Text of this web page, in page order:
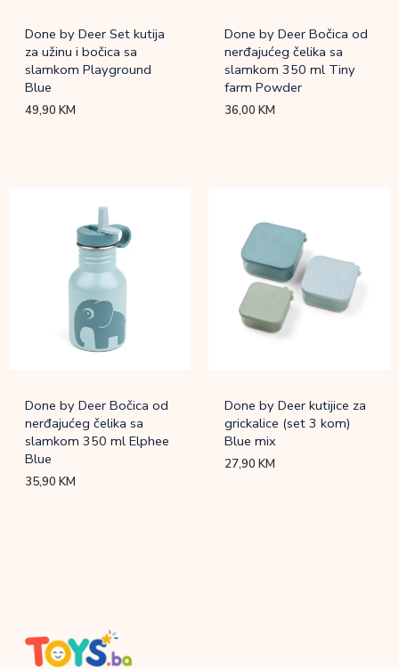
Done by Deer Set kutija
za užinu i bočica sa
slamkom Playground
Blue
49,90KM
Done by Deer Bočica od
nerđajućeg čelika sa
slamkom 350 ml Tiny
farm Powder
36,00KM
Done by Deer Bočica od
nerđajućeg čelika sa
slamkom 350 ml Elphee
Blue
35,90KM
Done by Deer kutijice za
grickalice (set 3 kom)
Blue mix
27,90KM